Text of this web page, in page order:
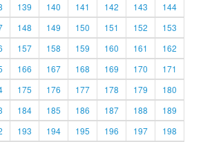
139 140 141 142 143
144
148 149 150 151 152
153
157 158 159 160 161
162
166 167 168 169 170
171
175 176 177 178 179
180
184 185 186 187 188
189
193 194 195 196 197
198